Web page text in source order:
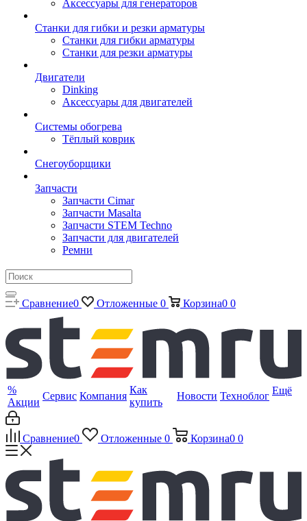
Аксессуары для генераторов
Станки для гибки и резки арматуры
Станки для гибки арматуры
Станки для резки арматуры
Двигатели
Dinking
Аксессуары для двигателей
Системы обогрева
Тёплый коврик
Снегоуборщики
Запчасти
Запчасти Cimar
Запчасти Masalta
Запчасти STEM Techno
Запчасти для двигателей
Ремни
Сравнение0 Отложенные 0 Корзина0 0
%
Акции
Сервис Компания
Как
купить
Новости Техноблог Ещё
Сравнение0 Отложенные 0 Корзина0 0